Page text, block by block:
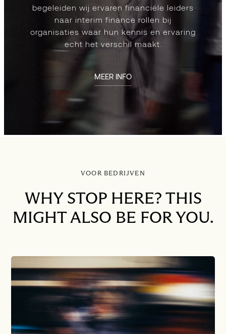
begeleiden wij ervaren financiële leiders
naar interim finance rollen bij
organisaties waar hun kennis en ervaring
echt het verschil maakt.
MEER INFO
VOOR BEDRIJVEN
WHY STOP HERE? THIS
MIGHT ALSO BE FOR YOU.